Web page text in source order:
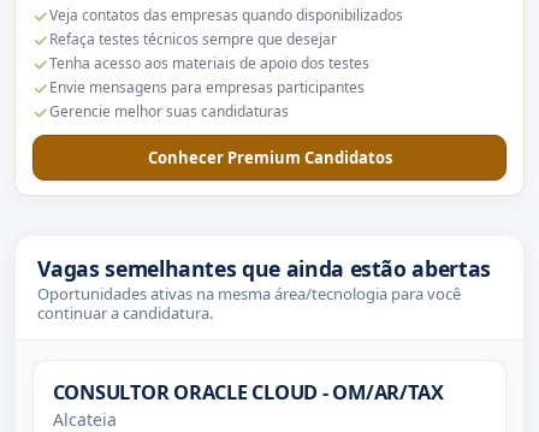
Veja contatos das empresas quando disponibilizados
Refaça testes técnicos sempre que desejar
Tenha acesso aos materiais de apoio dos testes
Envie mensagens para empresas participantes
Gerencie melhor suas candidaturas
Conhecer Premium Candidatos
Vagas semelhantes que ainda estão abertas
Oportunidades ativas na mesma área/tecnologia para você
continuar a candidatura.
CONSULTOR ORACLE CLOUD - OM/AR/TAX
Alcateia